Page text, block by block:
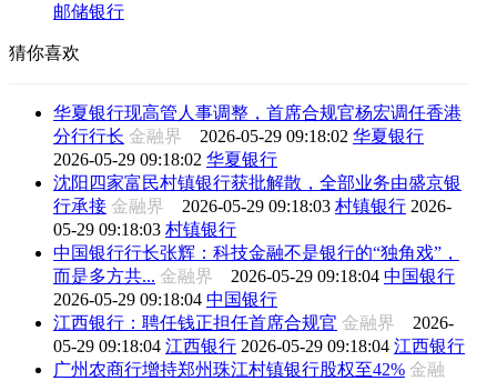
邮储银行
猜你喜欢
华夏银行现高管人事调整，首席合规官杨宏调任香港
分行行长 金融界 2026-05-29 09:18:02 华夏银行
2026-05-29 09:18:02 华夏银行
沈阳四家富民村镇银行获批解散，全部业务由盛京银
行承接 金融界 2026-05-29 09:18:03 村镇银行 2026-
05-29 09:18:03 村镇银行
中国银行行长张辉：科技金融不是银行的“独角戏”，
而是多方共... 金融界 2026-05-29 09:18:04 中国银行
2026-05-29 09:18:04 中国银行
江西银行：聘任钱正担任首席合规官 金融界 2026-
05-29 09:18:04 江西银行 2026-05-29 09:18:04 江西银行
广州农商行增持郑州珠江村镇银行股权至42% 金融